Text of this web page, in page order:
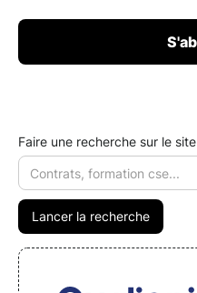
Faire une recherche sur le site